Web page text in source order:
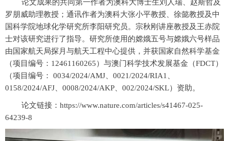
论文成果的共同第一作者为澳科大博士生刘人瑞、赵斯哲及
罗朋威助理教授；通讯作者为澳科大张小平教授、徐懿教授及中
国科学院地球化学研究所李阳研究员。宗秋刚讲座教授及王赤院
士对该研究进行了指导。研究所使用的嫦娥五号与嫦娥六号样品
由国家航天局探月与航天工程中心提供，并获国家自然科学基金
（项目编号：12461160265）与澳门科学技术发展基金（FDCT）
（项目编号： 0034/2024/AMJ、0021/2024/RIA1、
0158/2024/AFJ、0008/2024/AKP、002/2024/SKL）资助。
论文链接：https://www.nature.com/articles/s41467-025-
64239-8